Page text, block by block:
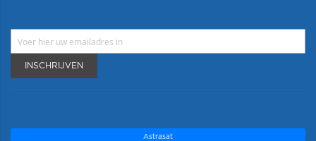
INSCHRIJVEN
Astrasat